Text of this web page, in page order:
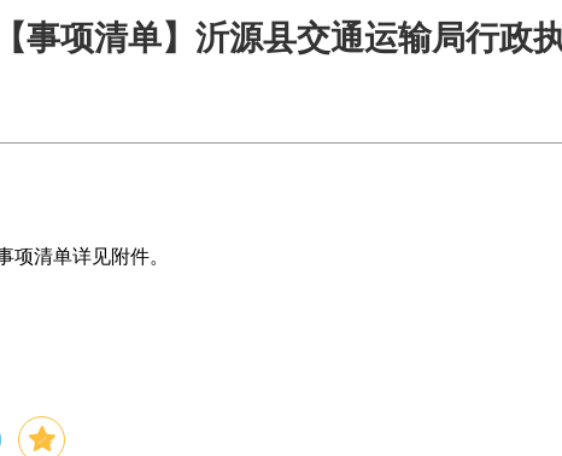
【事项清单】沂源县交通运输局行政
项清单详见附件。